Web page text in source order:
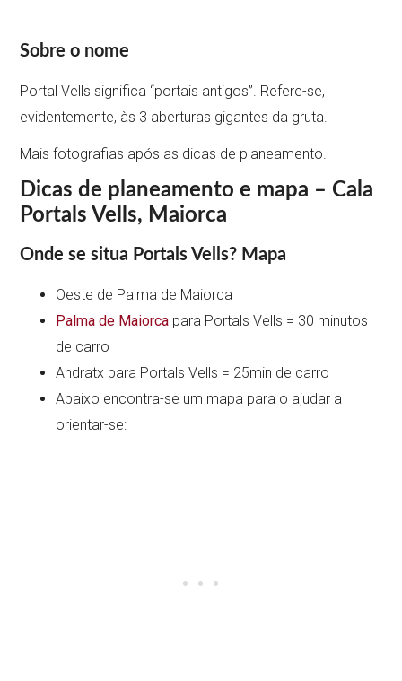
Sobre o nome
Portal Vells significa “portais antigos”. Refere-se,
evidentemente, às 3 aberturas gigantes da gruta.
Mais fotografias após as dicas de planeamento.
Dicas de planeamento e mapa – Cala
Portals Vells, Maiorca
Onde se situa Portals Vells? Mapa
Oeste de Palma de Maiorca
Palma de Maiorca para Portals Vells = 30 minutos
de carro
Andratx para Portals Vells = 25min de carro
Abaixo encontra-se um mapa para o ajudar a
orientar-se: